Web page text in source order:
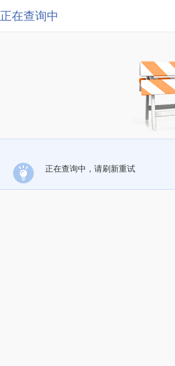
正在查询中
正在查询中，请刷新重试